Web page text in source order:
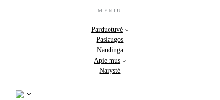
MENIU
Parduotuvė
Paslaugos
Naudinga
Apie mus
Narystė